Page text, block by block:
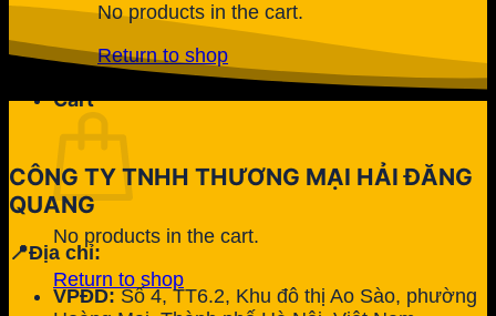
No products in the cart.
Return to shop
Cart
No products in the cart.
Return to shop
CÔNG TY TNHH THƯƠNG MẠI HẢI ĐĂNG
QUANG
📍Địa chỉ:
VPĐD:Số 4, TT6.2, Khu đô thị Ao Sào, phường